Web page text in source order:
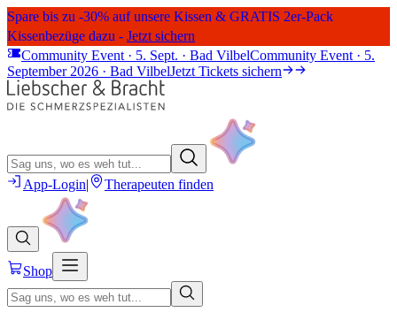
Spare bis zu -30% auf unsere Kissen & GRATIS 2er-Pack
Kissenbezüge dazu - Jetzt sichern
Community Event · 5. Sept. · Bad VilbelCommunity Event · 5.
September 2026 · Bad VilbelJetzt Tickets sichern
App-Login| Therapeuten finden
Shop